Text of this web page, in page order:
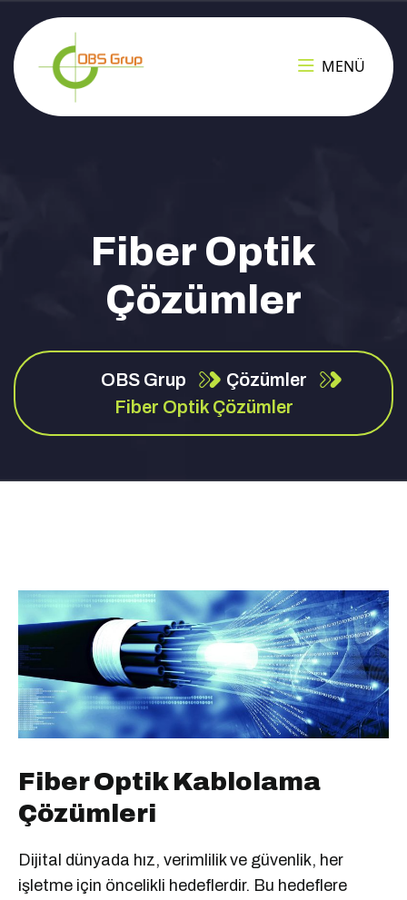
MENÜ
Fiber Optik
Çözümler
OBS Grup
Çözümler
Fiber Optik Çözümler
Fiber Optik Kablolama
Çözümleri
Dijital dünyada hız, verimlilik ve güvenlik, her
işletme için öncelikli hedeflerdir. Bu hedeflere